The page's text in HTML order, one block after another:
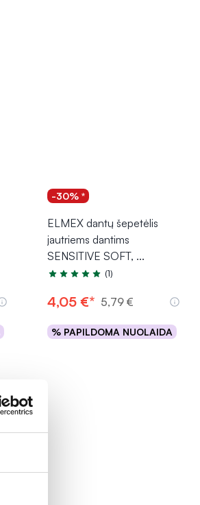
-30% *
ELMEX dantų šepetėlis
jautriems dantims
SENSITIVE SOFT, ...
Įvertinimas 5.0 iš 5
(1)
4,05 €* 5,79 €
% PAPILDOMA NUOLAIDA
Į krepšelį